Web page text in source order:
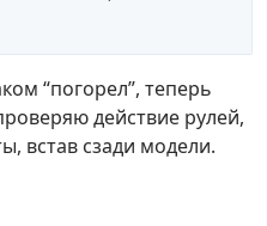
“погорел”, теперь
действие рулей,
встав сзади модели.